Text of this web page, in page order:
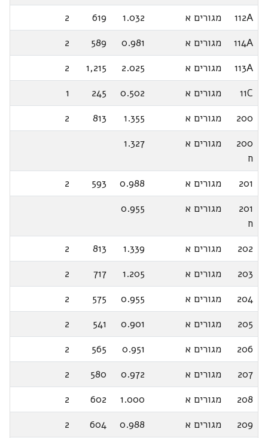
112A
מגורים א 1.032
619
2
114A
מגורים א 0.981
589
2
113A
מגורים א 2.025
1,215
2
11C
מגורים א 0.502
245
1
200
מגורים א 1.355
813
2
200
ח
מגורים א 1.327
201 מגורים א 0.988
593
2
201
ח
מגורים א 0.955
202 מגורים א 1.339
813
2
203
מגורים א 1.205
717
2
204
מגורים א 0.955
575
2
205
מגורים א 0.901
541
2
206
מגורים א 0.951
565
2
207
מגורים א 0.972
580
2
208
מגורים א 1.000
602
2
209
מגורים א 0.988
604
2